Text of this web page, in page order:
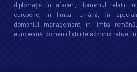
diplomație în afaceri, domeniul relații
europene, în limba română, în
domeniul management, în limba
europeană, domeniul științe administrative,